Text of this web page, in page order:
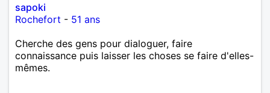
sapoki
Rochefort - 51 ans
Cherche des gens pour dialoguer, faire
connaissance puis laisser les choses se faire d'elles-
mêmes.